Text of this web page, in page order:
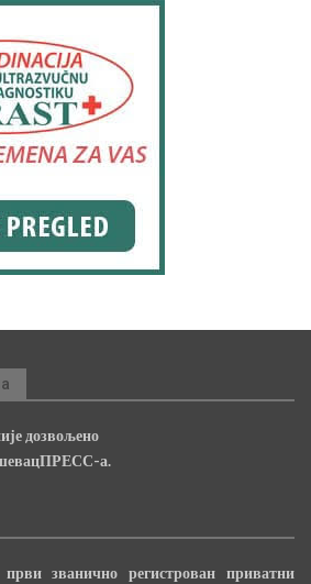
дозвољено
а.
званично регистрован приватни